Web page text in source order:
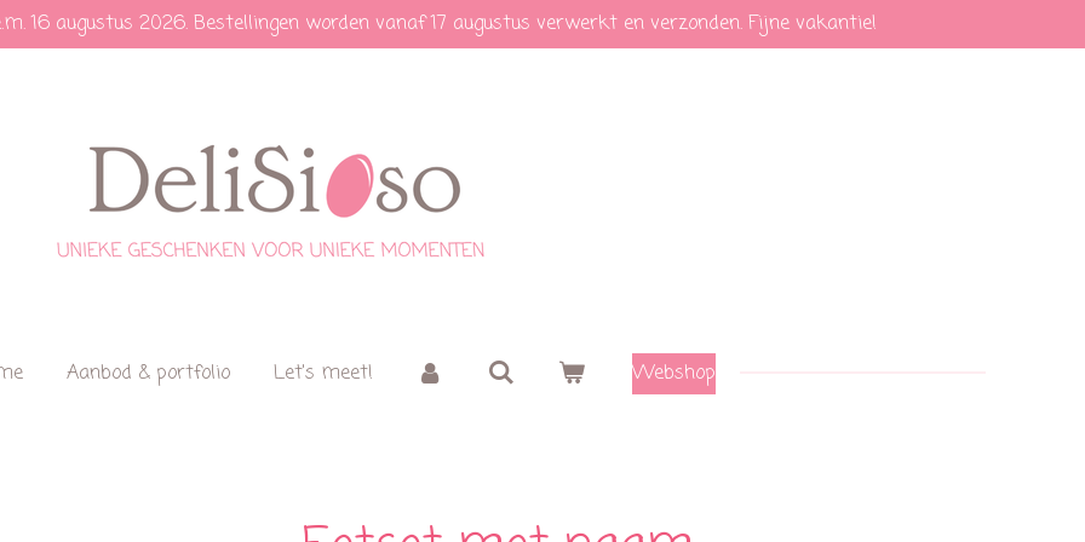
16 augustus 2026. Bestellingen worden vanaf 17 augustus verwerkt en verzonden. Fijne vakantie!
Aanbod & portfolio Let's meet! Webshop